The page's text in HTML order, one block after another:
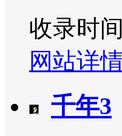
收录时
网站详
千年3